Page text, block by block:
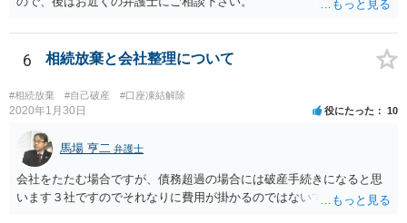
6 相続放棄と会社整理について
#相続放棄 #自己破産 #口座凍結解除
2020年1月30日 役にたった 10
馬場 亨二 弁護士
会社をたたむ場合ですが、債務超過の場合には破産手続きになると思
います３社ですのでそれなりに費用が掛かるのではないでしょうか。